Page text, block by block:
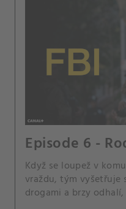
Episode 6 -
Když se loupež v
vraždu, tým vyšetřuje
drogami a brzy